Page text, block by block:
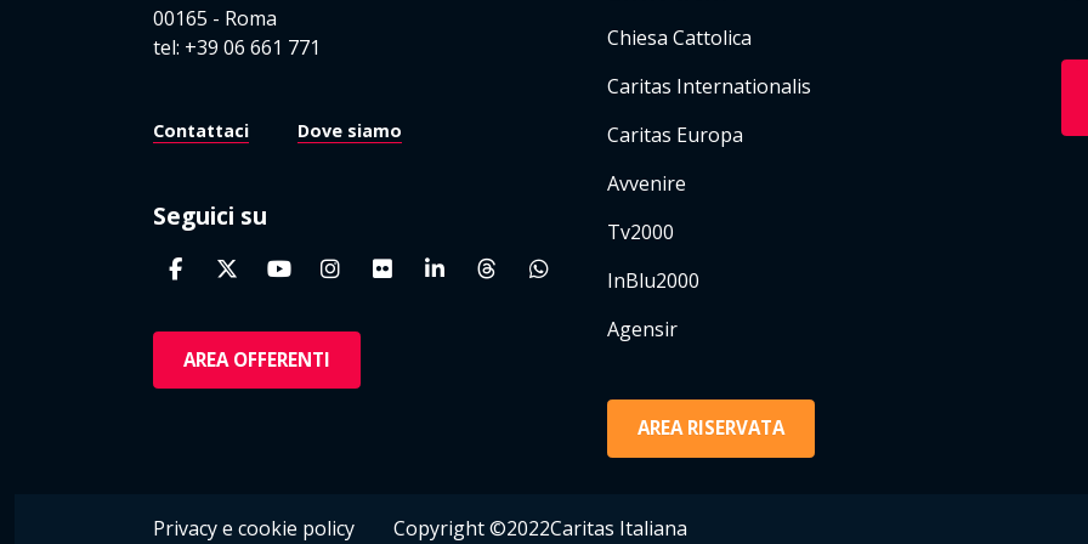
00165 - Roma
tel: +39 06 661 771
Contattaci Dove siamo
Seguici su
AREA OFFERENTI
Chiesa Cattolica
Caritas Internationalis
Caritas Europa
Avvenire
Tv2000
InBlu2000
Agensir
AREA RISERVATA
Privacy e cookie policy Copyright ©2022Caritas Italiana